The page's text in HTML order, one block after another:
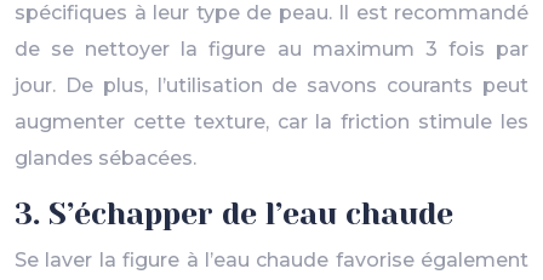
spécifiques à leur type de peau. Il est recommandé
de se nettoyer la figure au maximum 3 fois par
jour. De plus, l’utilisation de savons courants peut
augmenter cette texture, car la friction stimule les
glandes sébacées.
3. S’échapper de l’eau chaude
Se laver la figure à l’eau chaude favorise également